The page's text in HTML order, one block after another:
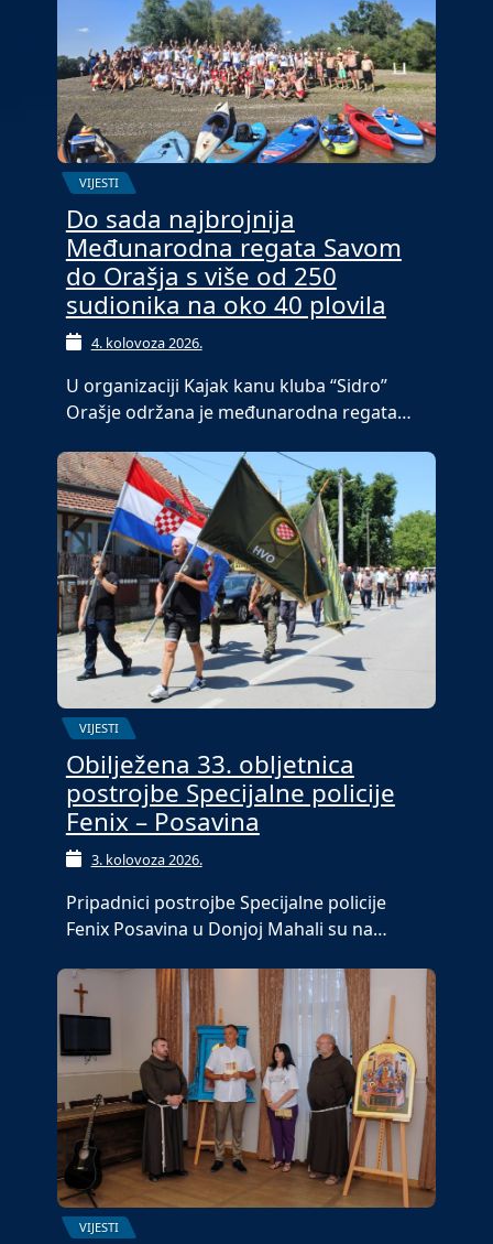
VIJESTI
Do sada najbrojnija
Međunarodna regata Savom
do Orašja s više od 250
sudionika na oko 40 plovila
4. kolovoza 2026.
U organizaciji Kajak kanu kluba “Sidro”
Orašje održana je međunarodna regata…
VIJESTI
Obilježena 33. obljetnica
postrojbe Specijalne policije
Fenix – Posavina
3. kolovoza 2026.
Pripadnici postrojbe Specijalne policije
Fenix Posavina u Donjoj Mahali su na…
VIJESTI